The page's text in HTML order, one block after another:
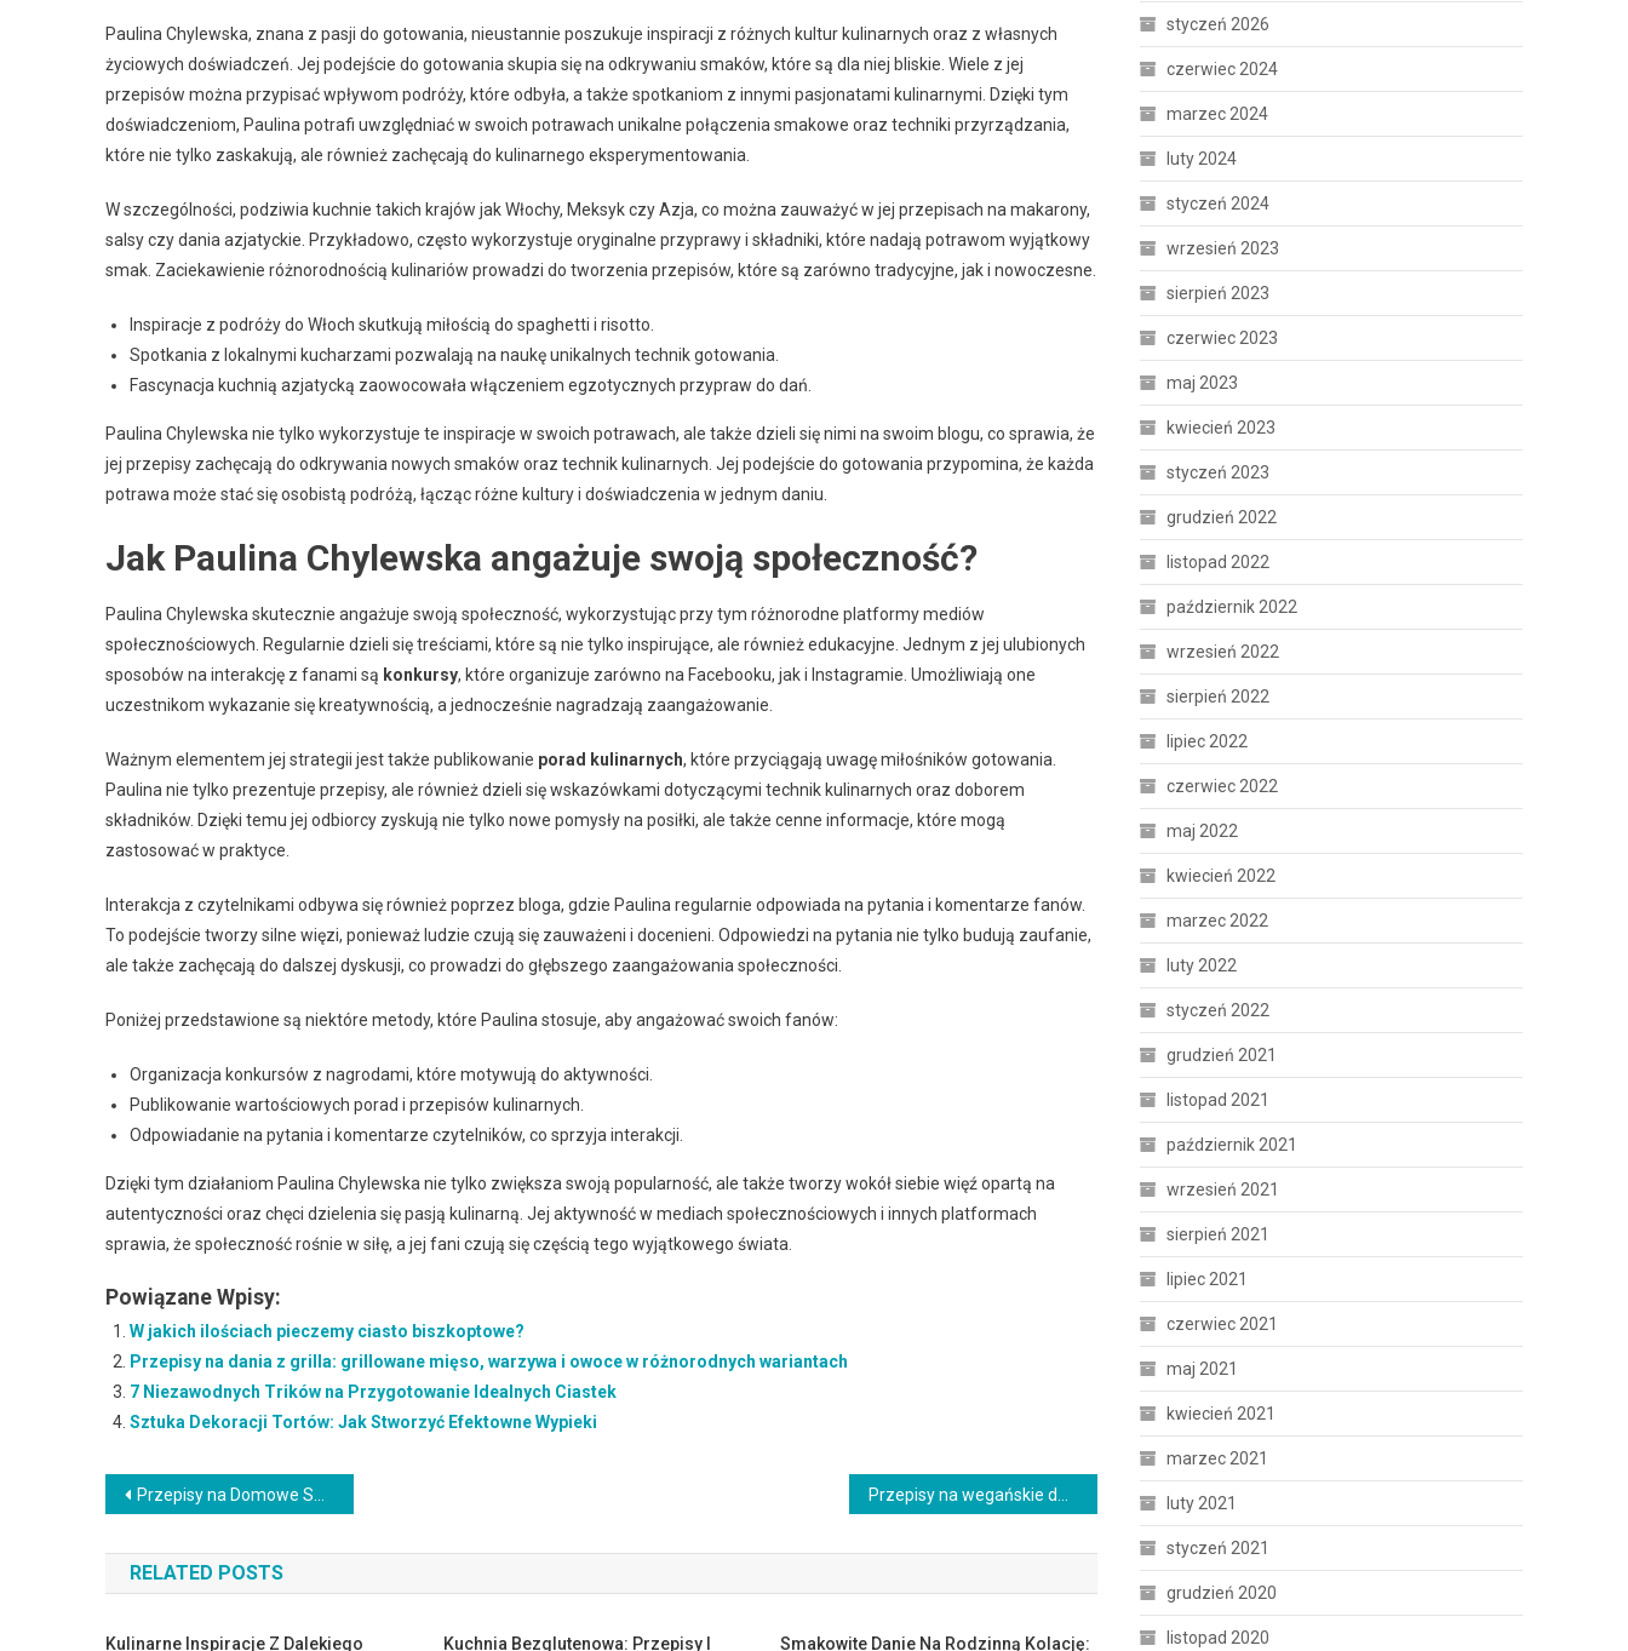
Paulina Chylewska, znana z pasji do gotowania, nieustannie poszukuje inspiracji z różnych kultur kulinarnych oraz z własnych
życiowych doświadczeń. Jej podejście do gotowania skupia się na odkrywaniu smaków, które są dla niej bliskie. Wiele z jej
przepisów można przypisać wpływom podróży, które odbyła, a także spotkaniom z innymi pasjonatami kulinarnymi. Dzięki tym
doświadczeniom, Paulina potrafi uwzględniać w swoich potrawach unikalne połączenia smakowe oraz techniki przyrządzania,
które nie tylko zaskakują, ale również zachęcają do kulinarnego eksperymentowania.
W szczególności, podziwia kuchnie takich krajów jak Włochy, Meksyk czy Azja, co można zauważyć w jej przepisach na makarony,
salsy czy dania azjatyckie. Przykładowo, często wykorzystuje oryginalne przyprawy i składniki, które nadają potrawom wyjątkowy
smak. Zaciekawienie różnorodnością kulinariów prowadzi do tworzenia przepisów, które są zarówno tradycyjne, jak i nowoczesne.
Inspiracje z podróży do Włoch skutkują miłością do spaghetti i risotto.
Spotkania z lokalnymi kucharzami pozwalają na naukę unikalnych technik gotowania.
Fascynacja kuchnią azjatycką zaowocowała włączeniem egzotycznych przypraw do dań.
Paulina Chylewska nie tylko wykorzystuje te inspiracje w swoich potrawach, ale także dzieli się nimi na swoim blogu, co sprawia, że
jej przepisy zachęcają do odkrywania nowych smaków oraz technik kulinarnych. Jej podejście do gotowania przypomina, że każda
potrawa może stać się osobistą podróżą, łącząc różne kultury i doświadczenia w jednym daniu.
Jak Paulina Chylewska angażuje swoją społeczność?
Paulina Chylewska skutecznie angażuje swoją społeczność, wykorzystując przy tym różnorodne platformy mediów
społecznościowych. Regularnie dzieli się treściami, które są nie tylko inspirujące, ale również edukacyjne. Jednym z jej ulubionych
sposobów na interakcję z fanami są konkursy, które organizuje zarówno na Facebooku, jak i Instagramie. Umożliwiają one
uczestnikom wykazanie się kreatywnością, a jednocześnie nagradzają zaangażowanie.
Ważnym elementem jej strategii jest także publikowanie porad kulinarnych, które przyciągają uwagę miłośników gotowania.
Paulina nie tylko prezentuje przepisy, ale również dzieli się wskazówkami dotyczącymi technik kulinarnych oraz doborem
składników. Dzięki temu jej odbiorcy zyskują nie tylko nowe pomysły na posiłki, ale także cenne informacje, które mogą
zastosować w praktyce.
Interakcja z czytelnikami odbywa się również poprzez bloga, gdzie Paulina regularnie odpowiada na pytania i komentarze fanów.
To podejście tworzy silne więzi, ponieważ ludzie czują się zauważeni i docenieni. Odpowiedzi na pytania nie tylko budują zaufanie,
ale także zachęcają do dalszej dyskusji, co prowadzi do głębszego zaangażowania społeczności.
Poniżej przedstawione są niektóre metody, które Paulina stosuje, aby angażować swoich fanów:
Organizacja konkursów z nagrodami, które motywują do aktywności.
Publikowanie wartościowych porad i przepisów kulinarnych.
Odpowiadanie na pytania i komentarze czytelników, co sprzyja interakcji.
Dzięki tym działaniom Paulina Chylewska nie tylko zwiększa swoją popularność, ale także tworzy wokół siebie więź opartą na
autentyczności oraz chęci dzielenia się pasją kulinarną. Jej aktywność w mediach społecznościowych i innych platformach
sprawia, że społeczność rośnie w siłę, a jej fani czują się częścią tego wyjątkowego świata.
Powiązane Wpisy:
W jakich ilościach pieczemy ciasto biszkoptowe?
Przepisy na dania z grilla: grillowane mięso, warzywa i owoce w różnorodnych wariantach
7 Niezawodnych Trików na Przygotowanie Idealnych Ciastek
Sztuka Dekoracji Tortów: Jak Stworzyć Efektowne Wypieki
Nawigacja
wpisu
Przepisy na Domowe Soki i Koktajle: Pełen Witamin i Świeżości
RELATED POSTS
Kulinarne Inspiracje Z Dalekiego Kuchnia Bezglutenowa: Przepisy I Smakowite Danie Na Rodzinną Kolację:
styczeń 2026
czerwiec 2024
marzec 2024
luty 2024
styczeń 2024
wrzesień 2023
sierpień 2023
czerwiec 2023
maj 2023
kwiecień 2023
styczeń 2023
grudzień 2022
listopad 2022
październik 2022
wrzesień 2022
sierpień 2022
lipiec 2022
czerwiec 2022
maj 2022
kwiecień 2022
marzec 2022
luty 2022
styczeń 2022
grudzień 2021
listopad 2021
październik 2021
wrzesień 2021
sierpień 2021
lipiec 2021
czerwiec 2021
maj 2021
kwiecień 2021
marzec 2021
luty 2021
styczeń 2021
grudzień 2020
listopad 2020